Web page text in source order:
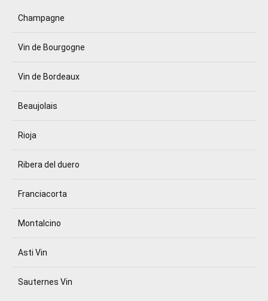
Champagne
Vin de Bourgogne
Vin de Bordeaux
Beaujolais
Rioja
Ribera del duero
Franciacorta
Montalcino
Asti Vin
Sauternes Vin